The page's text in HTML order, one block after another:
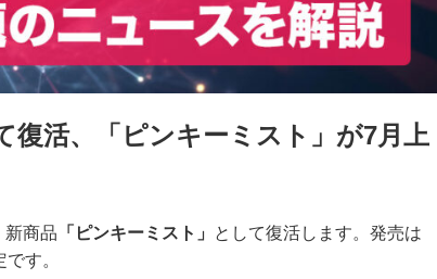
復活、「ピンキーミスト」が7月上
新商品 「ピンキーミスト」
として復活します。発売は
す。